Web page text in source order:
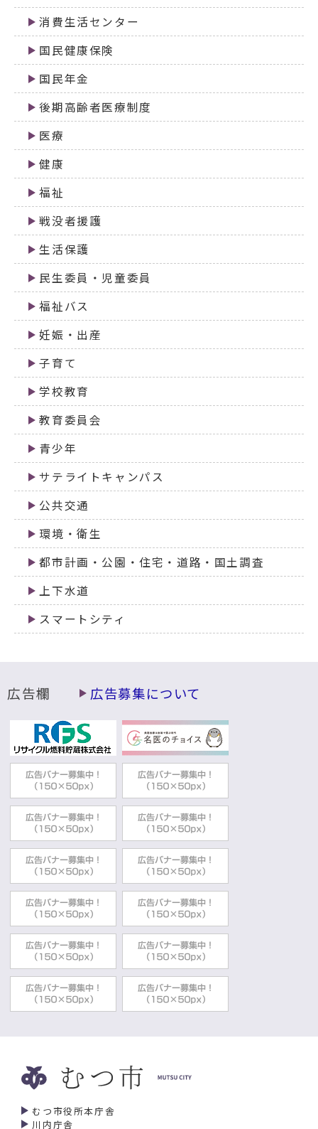
消費生活センター
国民健康保険
国民年金
後期高齢者医療制度
医療
健康
福祉
戦没者援護
生活保護
民生委員・児童委員
福祉バス
妊娠・出産
子育て
学校教育
教育委員会
青少年
サテライトキャンパス
公共交通
環境・衛生
都市計画・公園・住宅・道路・国土調査
上下水道
スマートシティ
広告欄 広告募集について
むつ市役所本庁舎
川内庁舎